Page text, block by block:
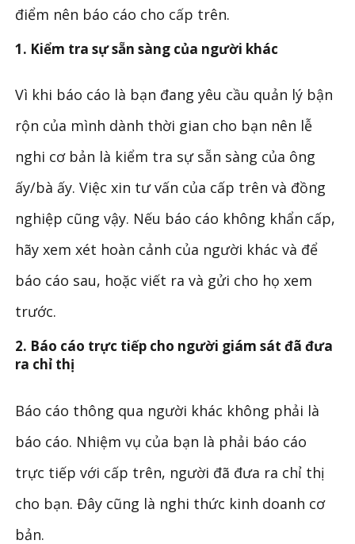
điểm nên báo cáo cho cấp trên.
1. Kiểm tra sự sẵn sàng của người khác
Vì khi báo cáo là bạn đang yêu cầu quản lý bận
rộn của mình dành thời gian cho bạn nên lễ
nghi cơ bản là kiểm tra sự sẵn sàng của ông
ấy/bà ấy. Việc xin tư vấn của cấp trên và đồng
nghiệp cũng vậy. Nếu báo cáo không khẩn cấp,
hãy xem xét hoàn cảnh của người khác và để
báo cáo sau, hoặc viết ra và gửi cho họ xem
trước.
2. Báo cáo trực tiếp cho người giám sát đã đưa
ra chỉ thị
Báo cáo thông qua người khác không phải là
báo cáo. Nhiệm vụ của bạn là phải báo cáo
trực tiếp với cấp trên, người đã đưa ra chỉ thị
cho bạn. Đây cũng là nghi thức kinh doanh cơ
bản.